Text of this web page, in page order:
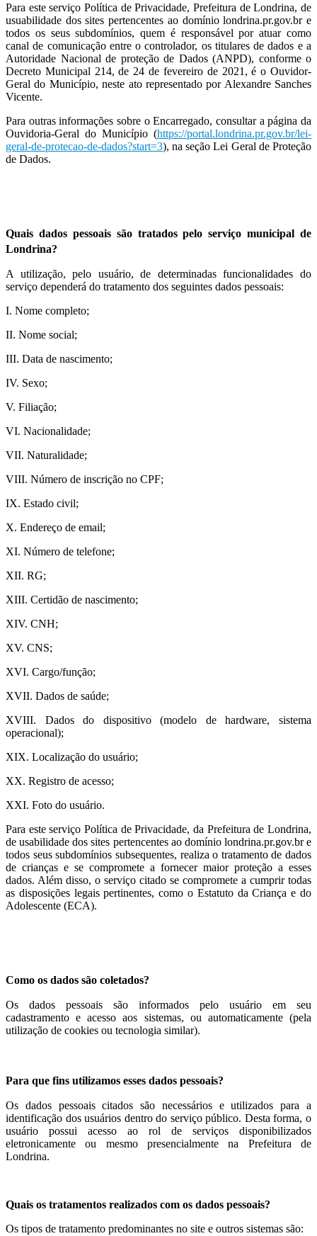
Para este serviço Política de Privacidade, Prefeitura de Londrina, de
usuabilidade dos sites pertencentes ao domínio londrina.pr.gov.br e
todos os seus subdomínios, quem é responsável por atuar como
canal de comunicação entre o controlador, os titulares de dados e a
Autoridade Nacional de proteção de Dados (ANPD), conforme o
Decreto Municipal 214, de 24 de fevereiro de 2021, é o Ouvidor-
Geral do Município, neste ato representado por Alexandre Sanches
Vicente.
Para outras informações sobre o Encarregado, consultar a página da
Ouvidoria-Geral do Município (https://portal.londrina.pr.gov.br/lei-
geral-de-protecao-de-dados?start=3), na seção Lei Geral de Proteção
de Dados.
Quais dados pessoais são tratados pelo serviço municipal de
Londrina?
A utilização, pelo usuário, de determinadas funcionalidades do
serviço dependerá do tratamento dos seguintes dados pessoais:
I. Nome completo;
II. Nome social;
III. Data de nascimento;
IV. Sexo;
V. Filiação;
VI. Nacionalidade;
VII. Naturalidade;
VIII. Número de inscrição no CPF;
IX. Estado civil;
X. Endereço de email;
XI. Número de telefone;
XII. RG;
XIII. Certidão de nascimento;
XIV. CNH;
XV. CNS;
XVI. Cargo/função;
XVII. Dados de saúde;
XVIII. Dados do dispositivo (modelo de hardware, sistema
operacional);
XIX. Localização do usuário;
XX. Registro de acesso;
XXI. Foto do usuário.
Para este serviço Política de Privacidade, da Prefeitura de Londrina,
de usabilidade dos sites pertencentes ao domínio londrina.pr.gov.br e
todos seus subdomínios subsequentes, realiza o tratamento de dados
de crianças e se compromete a fornecer maior proteção a esses
dados. Além disso, o serviço citado se compromete a cumprir todas
as disposições legais pertinentes, como o Estatuto da Criança e do
Adolescente (ECA).
Como os dados são coletados?
Os dados pessoais são informados pelo usuário em seu
cadastramento e acesso aos sistemas, ou automaticamente (pela
utilização de cookies ou tecnologia similar).
Para que fins utilizamos esses dados pessoais?
Os dados pessoais citados são necessários e utilizados para a
identificação dos usuários dentro do serviço público. Desta forma, o
usuário possui acesso ao rol de serviços disponibilizados
eletronicamente ou mesmo presencialmente na Prefeitura de
Londrina.
Quais os tratamentos realizados com os dados pessoais?
Os tipos de tratamento predominantes no site e outros sistemas são: